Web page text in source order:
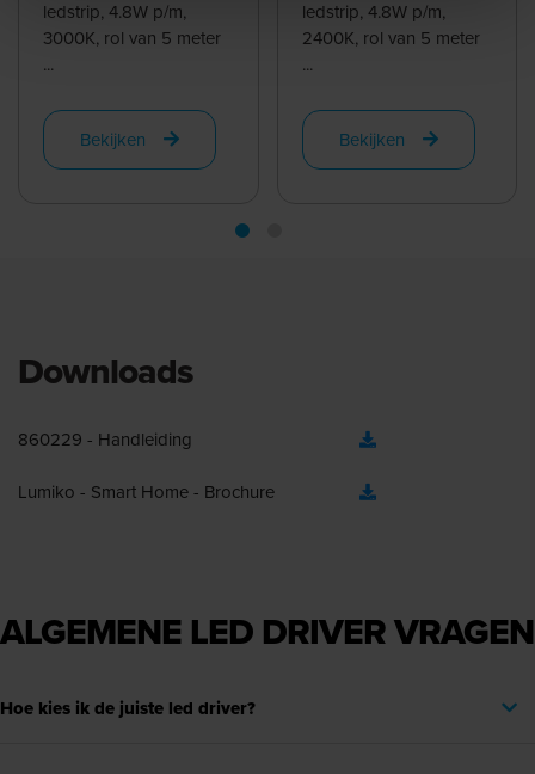
ledstrip, 4.8W p/m,
3000K, rol van 5 meter
...
Bekijken
ledstrip, 4.8W p/m,
2400K, rol van 5 meter
...
Bekijken
Downloads
860229 - Handleiding
Lumiko - Smart Home - Brochure
ALGEMENE LED DRIVER VRAGEN
Hoe kies ik de juiste led driver?